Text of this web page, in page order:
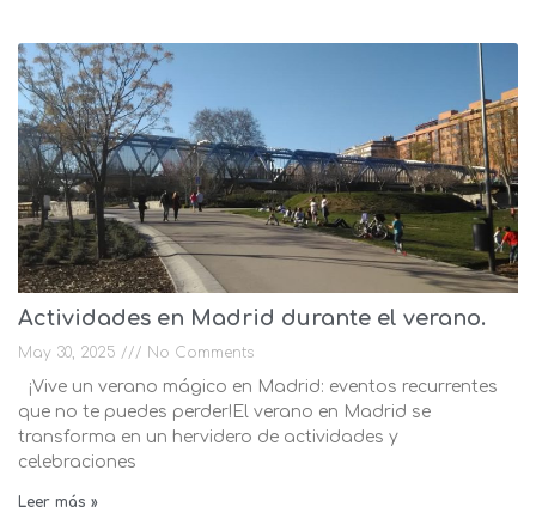
Actividades en Madrid durante el verano.
May 30, 2025 No Comments
¡Vive un verano mágico en Madrid: eventos recurrentes
que no te puedes perder!El verano en Madrid se
transforma en un hervidero de actividades y
celebraciones
Leer más »